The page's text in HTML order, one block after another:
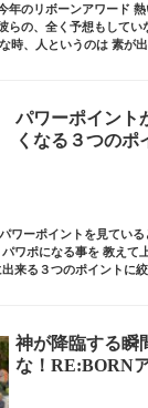
年のリボーンアワード
らの、全く予想もしてい
時、人というのは 素が
パワーポイント
くなる３つのポ
ワーポイントを見ている
ワポになる事を 教えて
来る３つのポイントに
神が降臨する瞬
な！RE:BORN